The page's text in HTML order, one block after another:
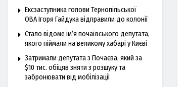
Ексзаступника голови Тернопільської
ОВА Ігоря Гайдука відправили до колонії
Стало відоме ім’я почаївського депутата,
якого піймали на великому хабарі у Києві
Затримали депутата з Почаєва, який за
$10 тис. обіцяв зняти з розшуку та
забронювати від мобілізації